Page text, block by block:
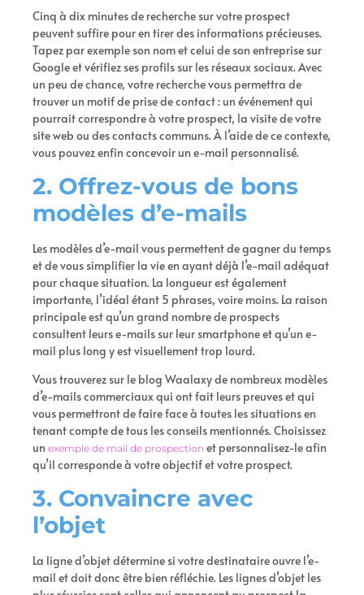
Cinq à dix minutes de recherche sur votre prospect
peuvent suffire pour en tirer des informations précieuses.
Tapez par exemple son nom et celui de son entreprise sur
Google et vérifiez ses profils sur les réseaux sociaux. Avec
un peu de chance, votre recherche vous permettra de
trouver un motif de prise de contact : un événement qui
pourrait correspondre à votre prospect, la visite de votre
site web ou des contacts communs. À l’aide de ce contexte,
vous pouvez enfin concevoir un e-mail personnalisé.
2. Offrez-vous de bons
modèles d’e-mails
Les modèles d’e-mail vous permettent de gagner du temps
et de vous simplifier la vie en ayant déjà l’e-mail adéquat
pour chaque situation. La longueur est également
importante, l’idéal étant 5 phrases, voire moins. La raison
principale est qu’un grand nombre de prospects
consultent leurs e-mails sur leur smartphone et qu’un e-
mail plus long y est visuellement trop lourd.
Vous trouverez sur le blog Waalaxy de nombreux modèles
d’e-mails commerciaux qui ont fait leurs preuves et qui
vous permettront de faire face à toutes les situations en
tenant compte de tous les conseils mentionnés. Choisissez
un exemple de mail de prospection et personnalisez-le afin
qu’il corresponde à votre objectif et votre prospect.
3. Convaincre avec
l’objet
La ligne d’objet détermine si votre destinataire ouvre l’e-
mail et doit donc être bien réfléchie. Les lignes d’objet les